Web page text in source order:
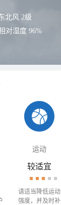
北风 2级
对湿度 96%
运动
较适宜
请适当降低运动
强度，并及时补